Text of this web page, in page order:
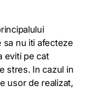
sa nu iti afecteze
eviti pe cat
stres. In cazul in
usor de realizat,